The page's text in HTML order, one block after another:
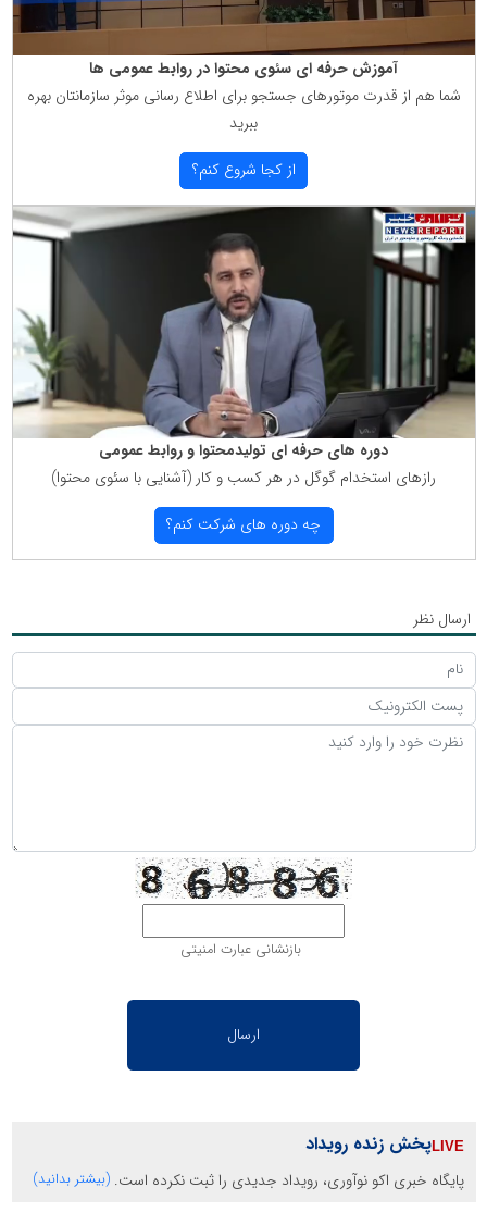
آموزش حرفه ای سئوی محتوا در روابط عمومی ها
شما هم از قدرت موتورهای جستجو برای اطلاع رسانی موثر سازمانتان بهره
ببرید
از كجا شروع كنم؟
دوره های حرفه ای تولیدمحتوا و روابط عمومی
رازهای استخدام گوگل در هر كسب و كار (آشنایی با سئوی محتوا)
چه دوره های شركت كنم؟
ارسال نظر
بازنشانی عبارت امنیتی
پخش زنده رویداد
پایگاه خبری اکو نوآوری، رویداد جدیدی را ثبت نکرده است. (بیشتر بدانید)